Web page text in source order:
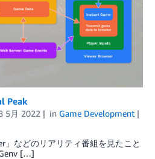
Peak
5月 2022 in Game Development
」などのリアリティ番組を見たこと
[…]